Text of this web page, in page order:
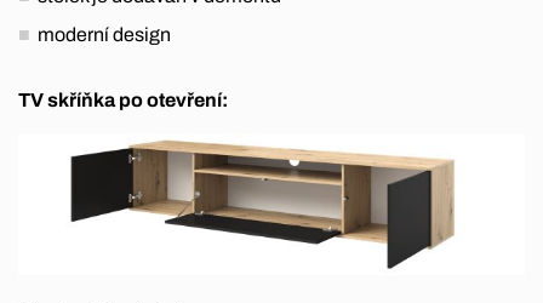
moderní design
TV skříňka po otevření: